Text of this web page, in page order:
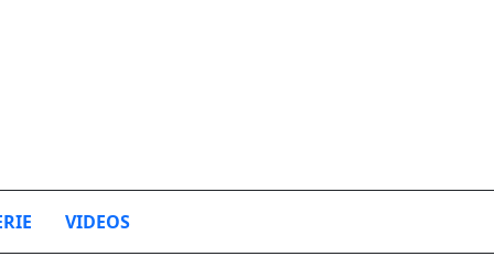
VIDEOS